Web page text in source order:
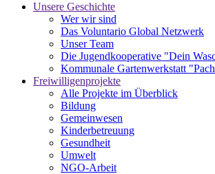
Unsere Geschichte
Wer wir sind
Das Voluntario Global Netzwerk
Unser Team
Die Jugendkooperative "Dein
Kommunale Gartenwerkstatt
Freiwilligenprojekte
Alle Projekte im Überblick
Bildung
Gemeinwesen
Kinderbetreuung
Gesundheit
Umwelt
NGO-Arbeit